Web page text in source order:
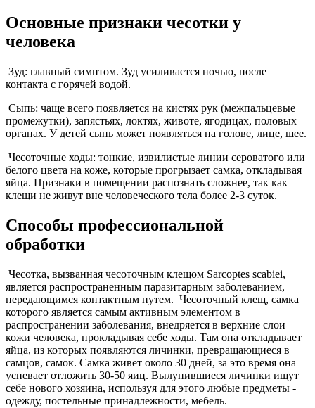
Основные признаки чесотки у
человека
Зуд: главный симптом. Зуд усиливается ночью, после
контакта с горячей водой.
Сыпь: чаще всего появляется на кистях рук (межпальцевые
промежутки), запястьях, локтях, животе, ягодицах, половых
органах. У детей сыпь может появляться на голове, лице, шее.
Чесоточные ходы: тонкие, извилистые линии сероватого или
белого цвета на коже, которые прогрызает самка, откладывая
яйца. Признаки в помещении распознать сложнее, так как
клещи не живут вне человеческого тела более 2-3 суток.
Способы профессиональной
обработки
Чесотка, вызванная чесоточным клещом Sarcoptes scabiei,
является распространенным паразитарным заболеванием,
передающимся контактным путем. Чесоточный клещ, самка
которого является самым активным элементом в
распространении заболевания, внедряется в верхние слои
кожи человека, прокладывая себе ходы. Там она откладывает
яйца, из которых появляются личинки, превращающиеся в
самцов, самок. Самка живет около 30 дней, за это время она
успевает отложить 30-50 яиц. Вылупившиеся личинки ищут
себе нового хозяина, используя для этого любые предметы -
одежду, постельные принадлежности, мебель.